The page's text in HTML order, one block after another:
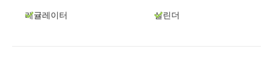
레귤레이터 실린더